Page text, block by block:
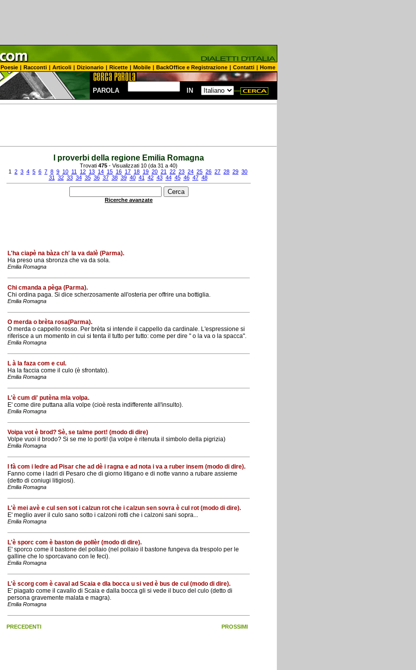
Poesie | Racconti | Articoli | Dizionario | Ricette | Mobile | BackOffice e Registrazione | Contatti | Home
PAROLA IN
I proverbi della regione Emilia Romagna
Trovati 475 - Visualizzati 10 (da 31 a 40)
1
2 3 4 5 6 7 8 9 10 11 12 13 14 15 16 17 18 19 20 21 22 23 24 25 26 27 28 29 30
31
32 33 34 35 36 37 38 39 40 41 42 43 44 45 46 47 48
Ricerche avanzate
L'ha ciapè na bàza ch' la va dalè (Parma).
Ha preso una sbronza che va da sola.
Emilia Romagna
Chi cmanda a pèga (Parma).
Chi ordina paga. Si dice scherzosamente all'osteria per offrire una bottiglia.
Emilia Romagna
O merda o brèta rosa(Parma).
O merda o cappello rosso. Per brèta si intende il cappello da cardinale. L'espressione si
riferisce a un momento in cui si tenta il tutto per tutto: come per dire " o la va o la spacca".
Emilia Romagna
L à la faza com e cul.
Ha la faccia come il culo (è sfrontato).
Emilia Romagna
L'è cum di' putèna mla volpa.
E' come dire puttana alla volpe (cioè resta indifferente all'insulto).
Emilia Romagna
Voipa vot è brod? Sè, se talme port! (modo di dire)
Volpe vuoi il brodo? Si se me lo porti! (la volpe è ritenuta il simbolo della pigrizia)
Emilia Romagna
I fà com i ledre ad Pisar che ad dè i ragna e ad nota i va a ruber insem (modo di dire).
Fanno come i ladri di Pesaro che di giorno litigano e di notte vanno a rubare assieme
(detto di coniugi litigiosi).
Emilia Romagna
L'è mei avè e cul sen sot i calzun rot che i calzun sen sovra è cul rot (modo di dire).
E' meglio aver il culo sano sotto i calzoni rotti che i calzoni sani sopra...
Emilia Romagna
L'è sporc com è baston de pollèr (modo di dire).
E' sporco come il bastone del pollaio (nel pollaio il bastone fungeva da trespolo per le
galline che lo sporcavano con le feci).
Emilia Romagna
L'è scorg com è caval ad Scaia e dla bocca u si ved è bus de cul (modo di dire).
E' piagato come il cavallo di Scaia e dalla bocca gli si vede il buco del culo (detto di
persona gravemente malata e magra).
Emilia Romagna
PRECEDENTI PROSSIMI